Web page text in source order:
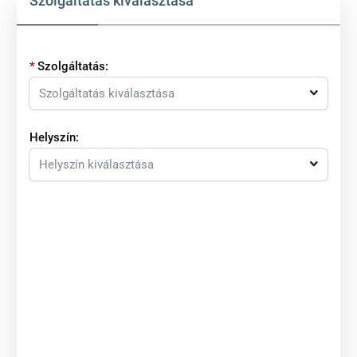
Szolgáltatás:
Szolgáltatás kiválasztása
Helyszín:
Helyszín kiválasztása